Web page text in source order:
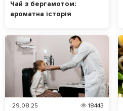
Чай з бергамотом:
ароматна історія
29.08.25 18443